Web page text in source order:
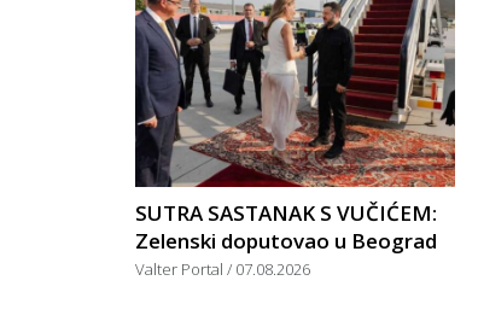
SUTRA SASTANAK S VUČIĆEM:
Zelenski doputovao u Beograd
Valter Portal 07.08.2026